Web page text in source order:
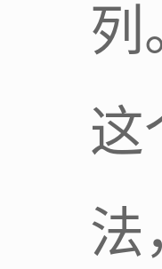
列
这
法